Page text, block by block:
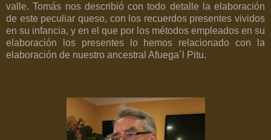
valle. Tomás nos describió con todo detalle la elaboración
de este peculiar queso, con los recuerdos presentes vividos
en su infancia, y en el que por los métodos empleados en su
elaboración los presentes lo hemos relacionado con la
elaboración de nuestro ancestral Afuega´l Pitu.